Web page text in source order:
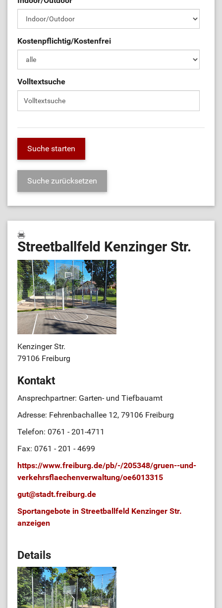
Kostenpflichtig/Kostenfrei
Volltextsuche
Streetballfeld Kenzinger Str.
Kenzinger Str.
79106 Freiburg
Kontakt
Ansprechpartner: Garten- und Tiefbauamt
Adresse: Fehrenbachallee 12, 79106 Freiburg
Telefon: 0761 - 201-4711
Fax: 0761 - 201 - 4699
https://www.freiburg.de/pb/-/205348/gruen--und-
verkehrsflaechenverwaltung/oe6013315
gut@stadt.freiburg.de
Sportangebote in Streetballfeld Kenzinger Str.
anzeigen
Details